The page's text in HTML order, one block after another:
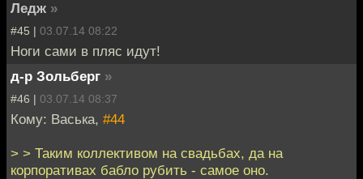
Ледж »
#45 | 03.07.14 08:22
Ноги сами в пляс идут!
д-р Зольберг »
#46 | 03.07.14 08:37
Кому: Васька, #44
> > Таким коллективом на свадьбах, да на
корпоративах бабло рубить - самое оно.